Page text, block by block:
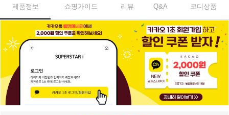
제품정보 쇼핑가이드 리뷰 Q&A 코디상품